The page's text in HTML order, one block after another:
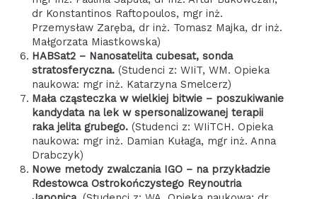
dr Konstantinos Raftopoulos, mgr inż.
Przemysław Zaręba, dr inż. Tomasz Majka, dr inż.
Małgorzata Miastkowska)
HABSat2 – Nanosatelita cubesat, sonda
stratosferyczna.(Studenci z: WIiT, WM. Opieka
naukowa: mgr inż. Katarzyna Smelcerz)
Mała cząsteczka w wielkiej bitwie – poszukiwanie
kandydata na lek w spersonalizowanej terapii
raka jelita grubego. (Studenci z: WIiTCH. Opieka
naukowa: mgr inż. Damian Kułaga, mgr inż. Anna
Drabczyk)
Nowe metody zwalczania IGO – na przykładzie
Rdestowca Ostrokończystego Reynoutria